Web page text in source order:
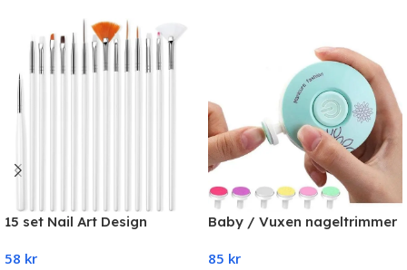
15 set Nail Art Design
Polish
58 kr
Baby / Vuxen nageltrimmer
ersättningsdynor
85 kr